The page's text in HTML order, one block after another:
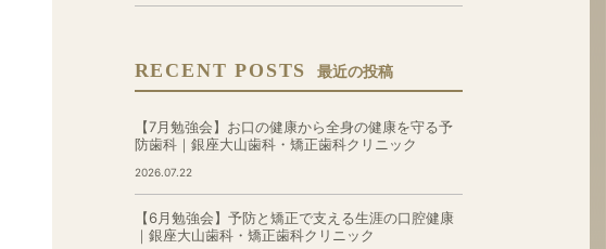
RECENT POSTS 最近の投稿
【7月勉強会】お口の健康から全身の健康を守る予
防歯科｜銀座大山歯科・矯正歯科クリニック
2026.07.22
【6月勉強会】予防と矯正で支える生涯の口腔健康
｜銀座大山歯科・矯正歯科クリニック